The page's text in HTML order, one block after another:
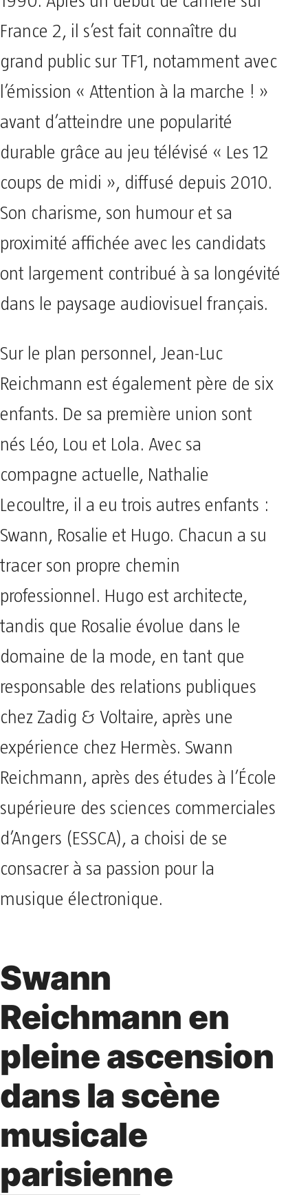
France 2, il s’est fait connaître du
grand public sur TF1, notamment avec
l’émission « Attention à la marche ! »
avant d’atteindre une popularité
durable grâce au jeu télévisé « Les 12
coups de midi », diffusé depuis 2010.
Son charisme, son humour et sa
proximité affichée avec les candidats
ont largement contribué à sa longévité
dans le paysage audiovisuel français.
Sur le plan personnel, Jean-Luc
Reichmann est également père de six
enfants. De sa première union sont
nés Léo, Lou et Lola. Avec sa
compagne actuelle, Nathalie
Lecoultre, il a eu trois autres enfants :
Swann, Rosalie et Hugo. Chacun a su
tracer son propre chemin
professionnel. Hugo est architecte,
tandis que Rosalie évolue dans le
domaine de la mode, en tant que
responsable des relations publiques
chez Zadig & Voltaire, après une
expérience chez Hermès. Swann
Reichmann, après des études à l’École
supérieure des sciences commerciales
d’Angers (ESSCA), a choisi de se
consacrer à sa passion pour la
musique électronique.
Swann
Reichmann en
pleine ascension
dans la scène
musicale
parisienne